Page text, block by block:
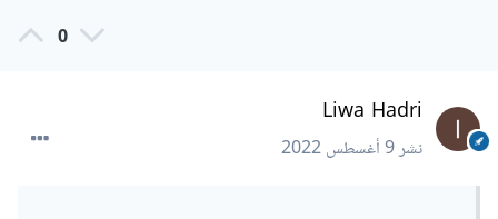
0
Liwa Hadri
نشر9 أغسطس 2022